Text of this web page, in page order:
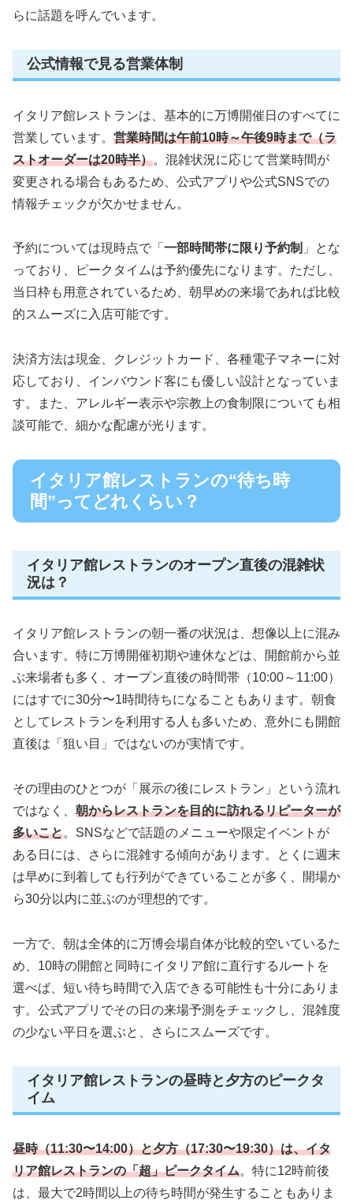
らに話題を呼んでいます。
公式情報で見る営業体制
イタリア館レストランは、基本的に万博開催日のすべてに
営業しています。 営業時間は午前10時～午後9時まで（ラ
ストオーダーは20時半）。混雑状況に応じて営業時間が
変更される場合もあるため、公式アプリや公式SNSでの
情報チェックが欠かせません。
予約については現時点で「 一部時間帯に限り予約制 」とな
っており、ピークタイムは予約優先になります。ただし、
当日枠も用意されているため、朝早めの来場であれば比較
的スムーズに入店可能です。
決済方法は現金、クレジットカード、各種電子マネーに対
応しており、インバウンド客にも優しい設計となっていま
す。また、アレルギー表示や宗教上の食制限についても相
談可能で、細かな配慮が光ります。
イタリア館レストランの“待ち時
間”ってどれくらい？
イタリア館レストランのオープン直後の混雑状
況は？
イタリア館レストランの朝一番の状況は、想像以上に混み
合います。特に万博開催初期や連休などは、開館前から並
ぶ来場者も多く、オープン直後の時間帯（10:00～11:00）
にはすでに30分〜1時間待ちになることもあります。朝食
としてレストランを利用する人も多いため、意外にも開館
直後は「狙い目」ではないのが実情です。
その理由のひとつが「展示の後にレストラン」という流れ
ではなく、 朝からレストランを目的に訪れるリピーターが
多いこと。SNSなどで話題のメニューや限定イベントが
ある日には、さらに混雑する傾向があります。とくに週末
は早めに到着しても行列ができていることが多く、開場か
ら30分以内に並ぶのが理想的です。
一方で、朝は全体的に万博会場自体が比較的空いているた
め、10時の開館と同時にイタリア館に直行するルートを
選べば、短い待ち時間で入店できる可能性も十分にありま
す。公式アプリでその日の来場予測をチェックし、混雑度
の少ない平日を選ぶと、さらにスムーズです。
イタリア館レストランの昼時と夕方のピークタ
イム
昼時（11:30〜14:00）と夕方（17:30〜19:30）は、イタ
リア館レストランの「超」ピークタイム。特に12時前後
は、最大で2時間以上の待ち時間が発生することもありま